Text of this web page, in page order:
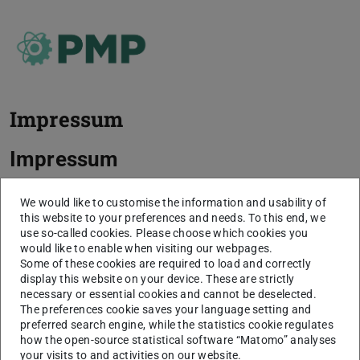
Impressum
Impressum
Technische Universität Darmstadt
Karolinenplatz 5
64289 Darmstadt
+49 6151 16-01
vertreten durch die Präsidentin der Technischen
Universität Darmstadt, Prof. Dr. Tanja Brühl
We would like to customise the information and usability of
this website to your preferences and needs. To this end, we
use so-called cookies. Please choose which cookies you
would like to enable when visiting our webpages.
Some of these cookies are required to load and correctly
display this website on your device. These are strictly
necessary or essential cookies and cannot be deselected.
The preferences cookie saves your language setting and
preferred search engine, while the statistics cookie regulates
how the open-source statistical software “Matomo” analyses
your visits to and activities on our website.